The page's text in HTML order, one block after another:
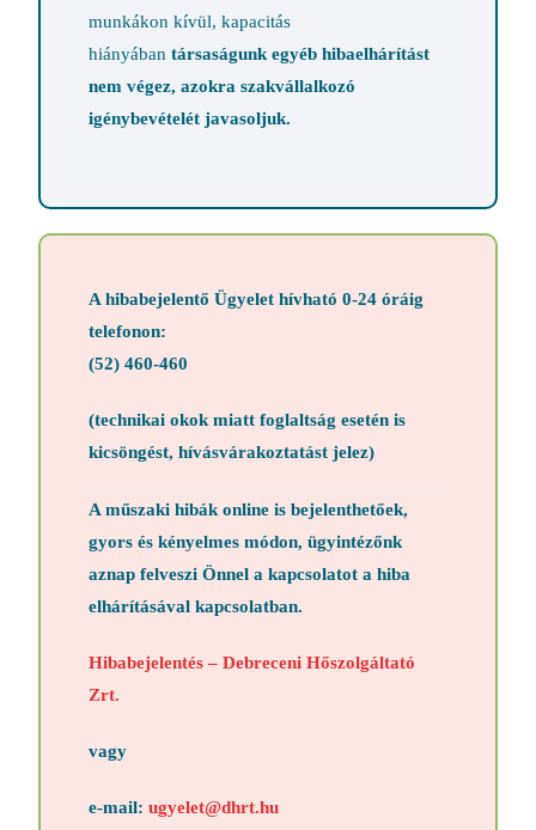
munkákon kívül, kapacitás
hiányábantársaságunk egyéb hibaelhárítást
nem végez, azokra szakvállalkozó
igénybevételét javasoljuk.
A hibabejelentő Ügyelet hívható 0-24 óráig
telefonon:
(52) 460-460
(technikai okok miatt foglaltság esetén is
kicsöngést, hívásvárakoztatást jelez)
A műszaki hibák online is bejelenthetőek,
gyors és kényelmes módon, ügyintézőnk
aznap felveszi Önnel a kapcsolatot a hiba
elhárításával kapcsolatban.
Hibabejelentés – Debreceni Hőszolgáltató
Zrt.
vagy
e-mail:ugyelet@dhrt.hu